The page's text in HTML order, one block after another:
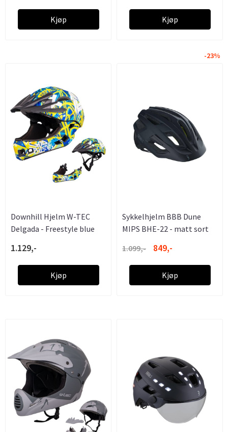
Kjøp Kjøp
Downhill Hjelm W-TEC
Delgada - Freestyle blue
1.129,-
Kjøp
-23%
Sykkelhjelm BBB Dune
MIPS BHE-22 - matt sort
1.099,-
849,-
Kjøp